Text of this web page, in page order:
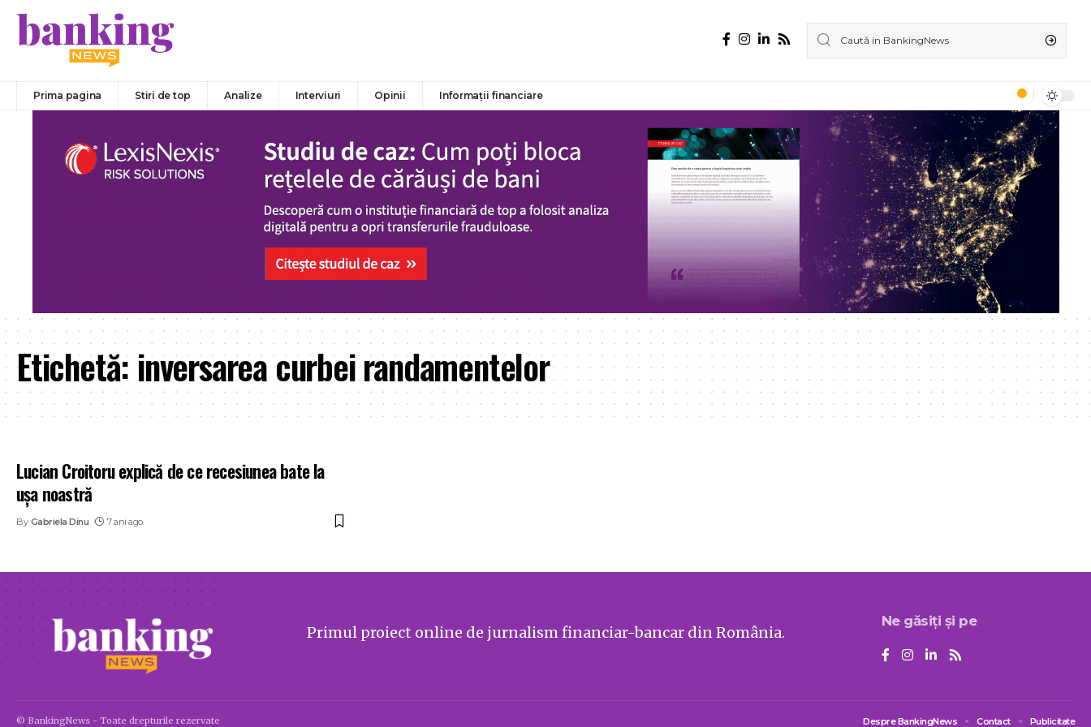
Prima pagina Stiri de top Analize Interviuri Opinii Informații financiare
Etichetă: inversarea curbei randamentelor
Lucian Croitoru explică de ce recesiunea bate la
ușa noastră
By Gabriela Dinu 7 ani ago
Primul proiect online de jurnalism financiar-bancar din România.
Ne găsiți și pe
© BankingNews - Toate drepturile rezervate Despre BankingNews Contact Publicitate